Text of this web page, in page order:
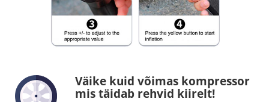
Väike kuid võimas kompressor
mis täidab rehvid kiirelt!